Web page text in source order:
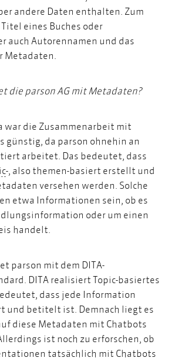
andere Daten enthalten. Zum
eines Buches oder
auch Autorennamen und das
Metadaten.
die parson AG mit Metadaten?
war die Zusammenarbeit mit
günstig, da parson ohnehin an
arbeitet. Das bedeutet, dass
Topic
-, also themen-basiert erstellt und
versehen werden. Solche
etwa Informationen sein, ob es
oder um einen
handelt.
parson mit dem DITA-
. DITA realisiert Topic-basiertes
dass jede Information
und betitelt ist. Demnach liegt es
diese Metadaten mit Chatbots
ist noch zu erforschen, ob
tatsächlich mit Chatbots